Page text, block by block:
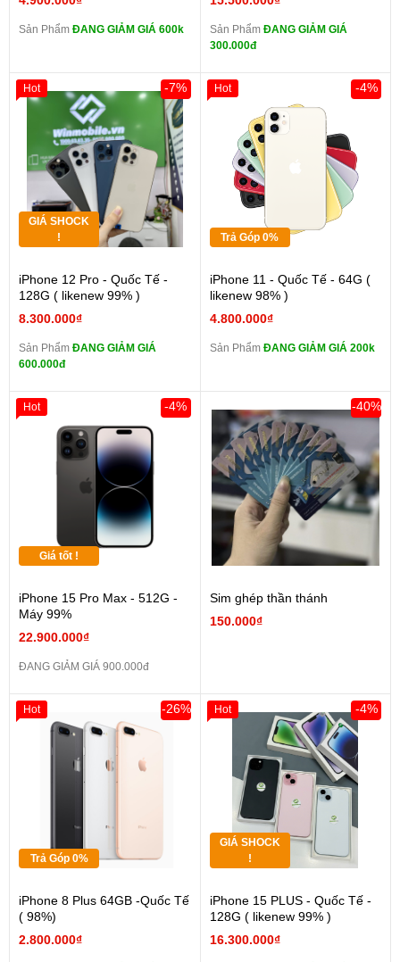
Sản Phẩm ĐANG GIẢM GIÁ 600k Sản Phẩm ĐANG GIẢM GIÁ
300.000đ
GIÁ SHOCK
!
iPhone 12 Pro - Quốc Tế -
128G ( likenew 99% )
8.300.000₫
-7%
Sản Phẩm ĐANG GIẢM GIÁ
600.000đ
Hot
Trả Góp 0%
iPhone 11 - Quốc Tế - 64G (
likenew 98% )
4.800.000₫
-4%
Sản Phẩm ĐANG GIẢM GIÁ 200k
Hot
Giá tốt !
iPhone 15 Pro Max - 512G -
Máy 99%
22.900.000₫
-4%
ĐANG GIẢM GIÁ 900.000đ
Hot
Sim ghép thần thánh
150.000₫
-40%
Trả Góp 0%
iPhone 8 Plus 64GB -Quốc Tế
( 98%)
2.800.000₫
-26%
Hot
GIÁ SHOCK
!
iPhone 15 PLUS - Quốc Tế -
128G ( likenew 99% )
16.300.000₫
-4%
Hot